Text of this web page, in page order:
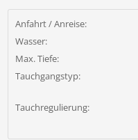
Anfahrt / Anreise:
Wasser:
Max. Tiefe:
Tauchgangstyp:
Tauchregulierung: